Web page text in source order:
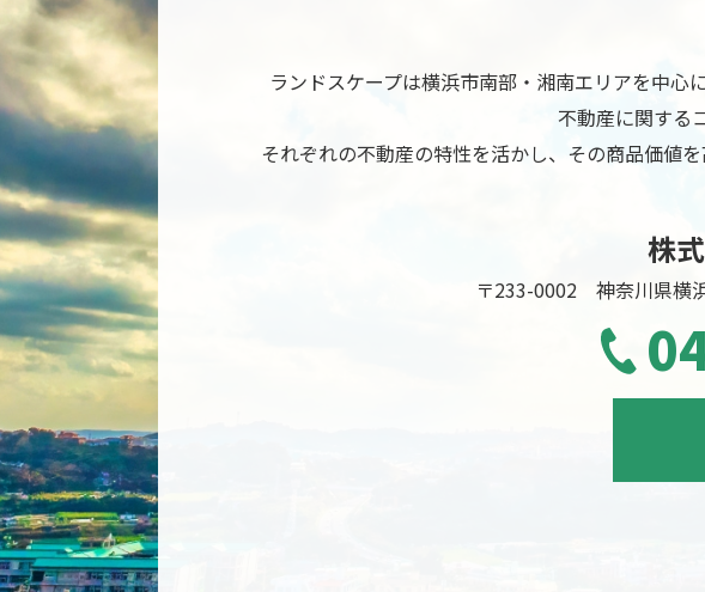
ランドスケープは横浜市南部・湘南エリアを中心
不動産に関する
それぞれの不動産の特性を活かし、その商品価値
株
〒233-0002 神奈川県横